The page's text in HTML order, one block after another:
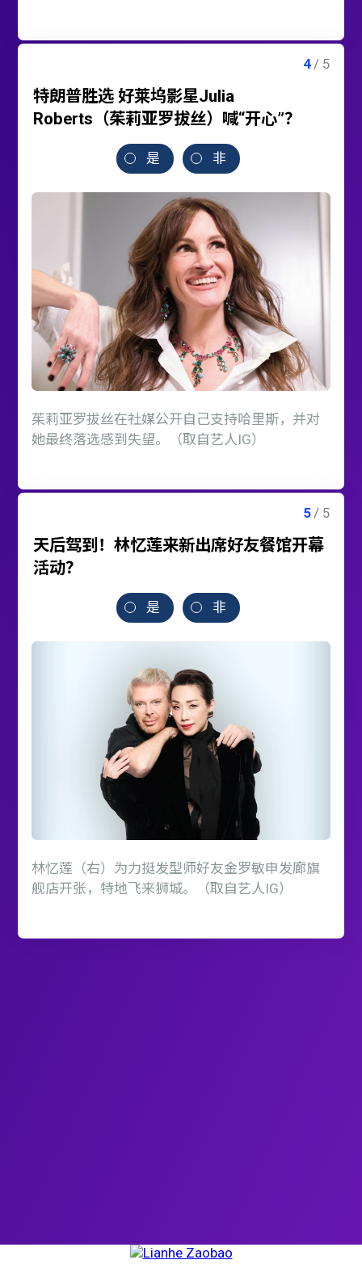
特朗普胜选 好莱坞影星Julia
Roberts（茱莉亚罗拔丝）喊“开心”？
是 非
茱莉亚罗拔丝在社媒公开自己支持哈里斯，并对
她最终落选感到失望。（取自艺人IG）
天后驾到！林忆莲来新出席好友餐馆开幕
活动？
是 非
林忆莲（右）为力挺发型师好友金罗敏申发廊旗
舰店开张，特地飞来狮城。（取自艺人IG）